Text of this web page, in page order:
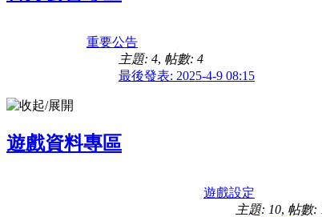
重要公告
主題: 4, 帖數: 4
最後發表: 2025-4-9 08:15
遊戲資料專區
遊戲設定
主題: 10, 帖數: